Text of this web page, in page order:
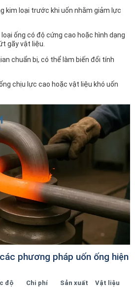
kim loại trước khi uốn nhằm giảm lực
ống có độ cứng cao hoặc hình dạng
gãy vật liệu.
chuẩn bị, có thể làm biến đổi tính
chịu lực cao hoặc vật liệu khó uốn
phương pháp uốn ống hiện
độ
Chi phí
Sản xuất
Vật liệu